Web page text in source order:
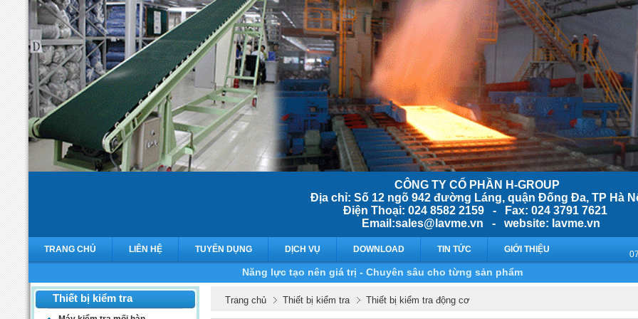
CÔNG TY CỔ PHẦN H-GROUP
Địa chỉ: Số 12 ngõ 942 đường Láng, quận Đống Đa, TP Hà
Điện Thoại: 024 8582 2159 - Fax: 024 3791 7621
Email:sales@lavme.vn - website: lavme.vn
TRANG CHỦ LIÊN HỆ TUYỂN DỤNG DỊCH VỤ DOWNLOAD TIN TỨC GIỚI THIỆU
Năng lực tạo nên giá trị - Chuyên sâu cho từng sản phẩm
Thiết bị kiểm tra Trang chủ Thiết bị kiểm tra Thiết bị kiểm tra động cơ